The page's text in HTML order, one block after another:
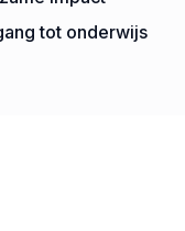
tot onderwijs